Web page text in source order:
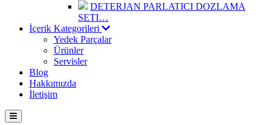
DETERJAN PARLATICI DOZLAMA
SETI…
İçerik Kategorileri
Yedek Parçalar
Ürünler
Servisler
Blog
Hakkımızda
İletişim